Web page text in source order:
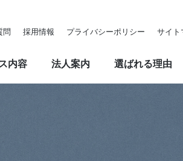
問 採用情報 プライバシーポリシー サイト
内容 法人案内 選ばれる理由